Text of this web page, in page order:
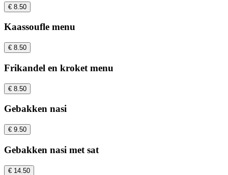
€ 8.50
Kaassoufle menu
€ 8.50
Frikandel en kroket menu
€ 8.50
Gebakken nasi
€ 9.50
Gebakken nasi met sat
€ 14.50